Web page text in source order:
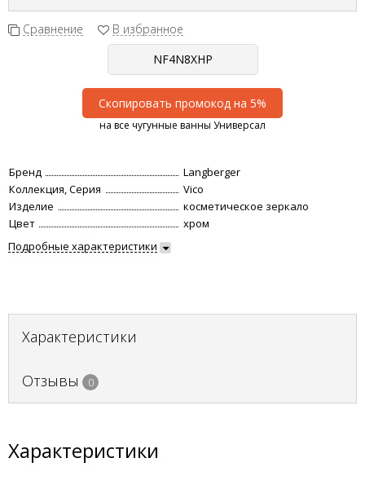
Сравнение В избранное
Скопировать промокод на 5%
на все чугунные ванны Универсал
Бренд
Langberger
Коллекция, Серия
Vico
Изделие
косметическое зеркало
Цвет
хром
Подробные характеристики
Характеристики
Отзывы 0
Характеристики